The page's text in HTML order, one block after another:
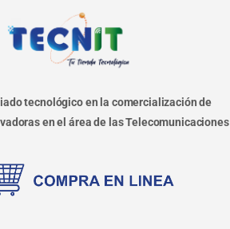
tecnológico en la comercialización de
en el área de las Telecomunicaciones